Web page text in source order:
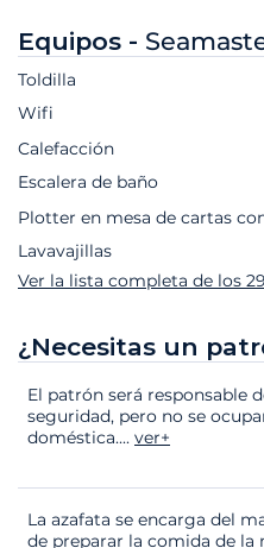
Equipos -
Toldilla
Wifi
Calefacción
Escalera de baño
Plotter en mesa de cartas
Lavavajillas
Ver la lista completa de los
¿Necesitas un
El patrón será responsable
seguridad, pero no se
doméstica.... ver+
La azafata se encarga del
de preparar la comida de la